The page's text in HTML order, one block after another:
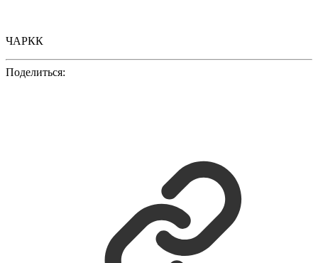
ЧАРКК
Поделиться: